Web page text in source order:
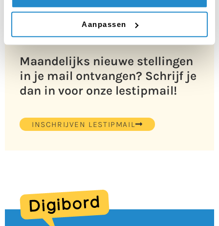
Aanpassen
Maandelijks nieuwe stellingen
in je mail ontvangen? Schrijf je
dan in voor onze lestipmail!
INSCHRIJVEN LESTIPMAIL